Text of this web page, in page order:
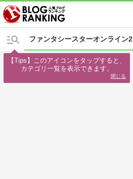
ファンタシースターオンライン2
【Tips】このアイコンをタップすると、
カテゴリ一覧を表示できます。
閉じる